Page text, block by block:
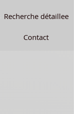
Recherche détaillee
Contact